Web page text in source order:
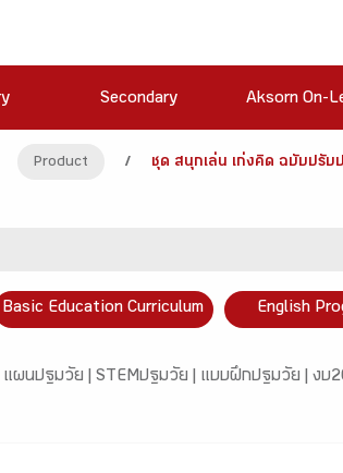
Secondary Aksorn On-
Product / ชุด สนุกเล่น เก่งคิด ฉบับปรับ
Basic Education Curriculum English
แผนปฐมวัย | STEMปฐมวัย | แบบฝึกปฐมวัย | งบ